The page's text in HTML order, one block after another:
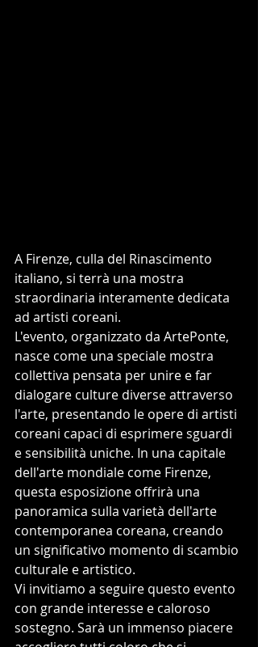
A Firenze, culla del Rinascimento
italiano, si terrà una mostra
straordinaria interamente dedicata
ad artisti coreani.
L'evento, organizzato da ArtePonte,
nasce come una speciale mostra
collettiva pensata per unire e far
dialogare culture diverse attraverso
l'arte, presentando le opere di artisti
coreani capaci di esprimere sguardi
e sensibilità uniche. In una capitale
dell'arte mondiale come Firenze,
questa esposizione offrirà una
panoramica sulla varietà dell'arte
contemporanea coreana, creando
un significativo momento di scambio
culturale e artistico.
Vi invitiamo a seguire questo evento
con grande interesse e caloroso
sostegno. Sarà un immenso piacere